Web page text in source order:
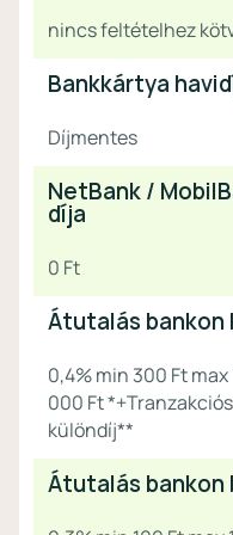
nincs feltételhez
Bankkártya
Díjmentes
NetBank /
díja
0 Ft
Átutalás
0,4% min 300 Ft max
000 Ft *+Tranzakciós
különdíj**
Átutalás